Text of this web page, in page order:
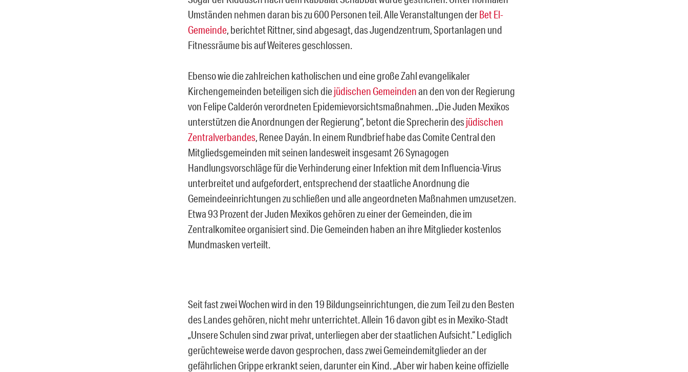
Umständen nehmen daran bis zu 600 Personen teil. Alle Veranstaltungen derBet El-
Gemeinde, berichtet Rittner, sind abgesagt, das Jugendzentrum, Sportanlagen und
Fitnessräume bis auf Weiteres geschlossen.
Ebenso wie die zahlreichen katholischen und eine große Zahl evangelikaler
Kirchengemeinden beteiligen sich diejüdischen Gemeindenan den von der Regierung
von Felipe Calderón verordneten Epidemievorsichtsmaßnahmen. „Die Juden Mexikos
unterstützen die Anordnungen der Regierung“, betont die Sprecherin desjüdischen
Zentralverbandes, Renee Dayán. In einem Rundbrief habe das Comite Central den
Mitgliedsgemeinden mit seinen landesweit insgesamt 26 Synagogen
Handlungsvorschläge für die Verhinderung einer Infektion mit dem Influencia-Virus
unterbreitet und aufgefordert, entsprechend der staatliche Anordnung die
Gemeindeeinrichtungen zu schließen und alle angeordneten Maßnahmen umzusetzen.
Etwa 93 Prozent der Juden Mexikos gehören zu einer der Gemeinden, die im
Zentralkomitee organisiert sind. Die Gemeinden haben an ihre Mitglieder kostenlos
Mundmasken verteilt.
Seit fast zwei Wochen wird in den 19 Bildungseinrichtungen, die zum Teil zu den Besten
des Landes gehören, nicht mehr unterrichtet. Allein 16 davon gibt es in Mexiko-Stadt
„Unsere Schulen sind zwar privat, unterliegen aber der staatlichen Aufsicht.“ Lediglich
gerüchteweise werde davon gesprochen, dass zwei Gemeindemitglieder an der
gefährlichen Grippe erkrankt seien, darunter ein Kind. „Aber wir haben keine offizielle